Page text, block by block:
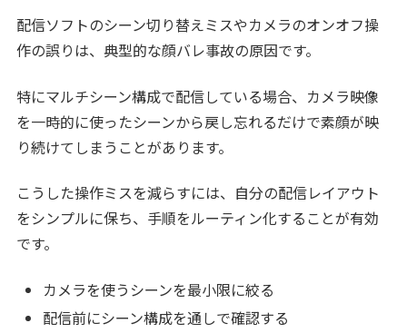
配信ソフトのシーン切り替えミスやカメラのオンオフ操
作の誤りは、典型的な顔バレ事故の原因です。
特にマルチシーン構成で配信している場合、カメラ映像
を一時的に使ったシーンから戻し忘れるだけで素顔が映
り続けてしまうことがあります。
こうした操作ミスを減らすには、自分の配信レイアウト
をシンプルに保ち、手順をルーティン化することが有効
です。
カメラを使うシーンを最小限に絞る
配信前にシーン構成を通しで確認する